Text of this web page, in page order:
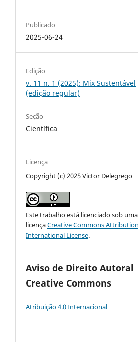
Publicado
2025-06-24
Edição
v. 11 n. 1 (2025): Mix Sustentável
(edição regular)
Seção
Científica
Licença
Copyright (c) 2025 Victor Delegrego
Este trabalho está licenciado sob uma
licençaCreative Commons
International License.
Aviso de Direito Autoral
Creative Commons
Atribuição 4.0 Internacional